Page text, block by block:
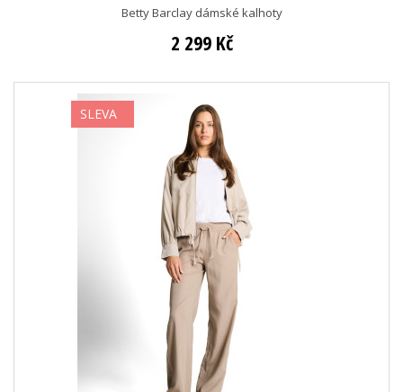
Betty Barclay dámské kalhoty
2 299 Kč
SLEVA